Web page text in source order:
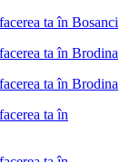
ta în Bosanci
ta în Brodina
ta în Brodina
ta în